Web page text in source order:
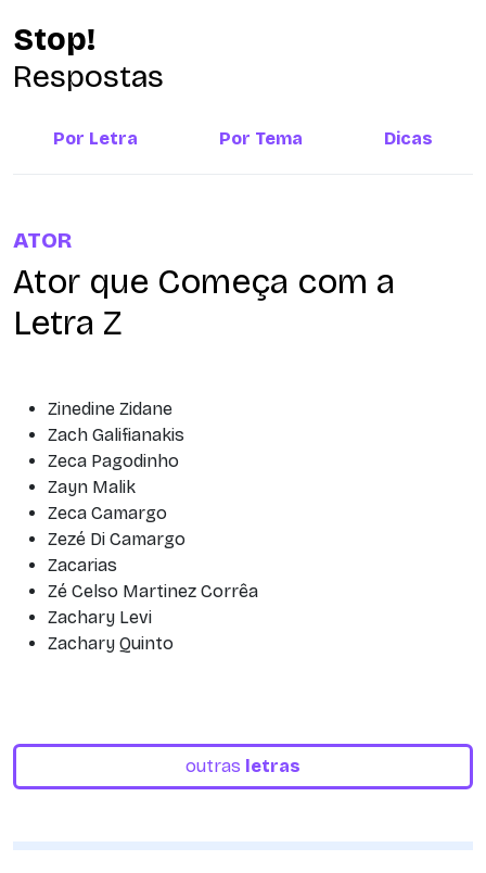
Stop!
Respostas
Por Letra Por Tema Dicas
ATOR
Ator que Começa com a
Letra Z
Zinedine Zidane
Zach Galifianakis
Zeca Pagodinho
Zayn Malik
Zeca Camargo
Zezé Di Camargo
Zacarias
Zé Celso Martinez Corrêa
Zachary Levi
Zachary Quinto
outras letras